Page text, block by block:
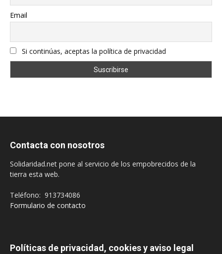
Email
Si continúas, aceptas la política de privacidad
Contacta con nosotros
Solidaridad.net pone al servicio de los empobrecidos de la
tierra esta web.
Teléfono: 913734086
Formulario de contacto
Políticas de privacidad, cookies y aviso legal